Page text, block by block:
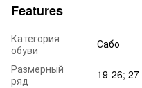
Features
Категория
обуви
Сабо
Размерный
ряд
19-26;